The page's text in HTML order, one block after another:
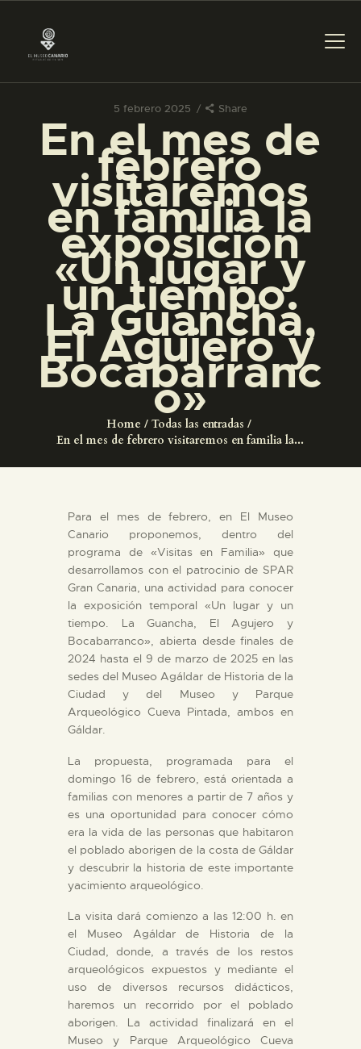
5 febrero 2025 Share
En el mes de
febrero
visitaremos
en familia la
exposición
«Un lugar y
un tiempo.
La Guancha,
El Agujero y
Bocabarranc
o»
Home
Todas las entradas
En el mes de febrero visitaremos en familia la...
PREPARAR LA VISITA
ACTIVIDADES
█
EL MUSEO
COLECCIONES
DIDÁCTICA
ESPAÑOL
PREPARAR LA VISITA
ACTIVIDADES
█
EL MUSEO
COLECCIONES
DIDÁCTICA
ESPAÑOL
Para el mes de febrero, en El Museo
Canario proponemos, dentro del
programa de «Visitas en Familia» que
desarrollamos con el patrocinio de SPAR
Gran Canaria, una actividad para conocer
la exposición temporal «Un lugar y un
tiempo. La Guancha, El Agujero y
Bocabarranco», abierta desde finales de
2024 hasta el 9 de marzo de 2025 en las
sedes del Museo Agáldar de Historia de la
Ciudad y del Museo y Parque
Arqueológico Cueva Pintada, ambos en
Gáldar.
La propuesta, programada para el
domingo 16 de febrero, está orientada a
familias con menores a partir de 7 años y
es una oportunidad para conocer cómo
era la vida de las personas que habitaron
el poblado aborigen de la costa de Gáldar
y descubrir la historia de este importante
yacimiento arqueológico.
La visita dará comienzo a las 12:00 h. en
el Museo Agáldar de Historia de la
Ciudad, donde, a través de los restos
arqueológicos expuestos y mediante el
uso de diversos recursos didácticos,
haremos un recorrido por el poblado
aborigen. La actividad finalizará en el
Museo y Parque Arqueológico Cueva